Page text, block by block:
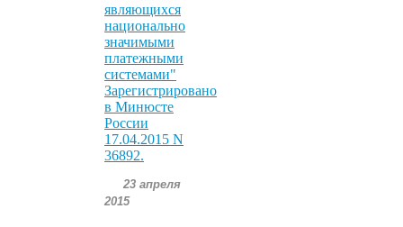
являющихся
национально
значимыми
платежными
системами"
Зарегистрировано
в Минюсте
России
17.04.2015 N
36892.
23 апреля
2015